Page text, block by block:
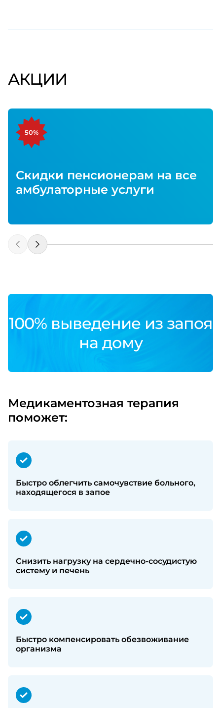
АКЦИИ
50%
Скидки пенсионерам на все
амбулаторные услуги
100% выведение из запоя
на дому
Медикаментозная терапия
поможет:
Быстро облегчить самочувствие больного,
находящегося в запое
Снизить нагрузку на сердечно-сосудистую
систему и печень
Быстро компенсировать обезвоживание
организма